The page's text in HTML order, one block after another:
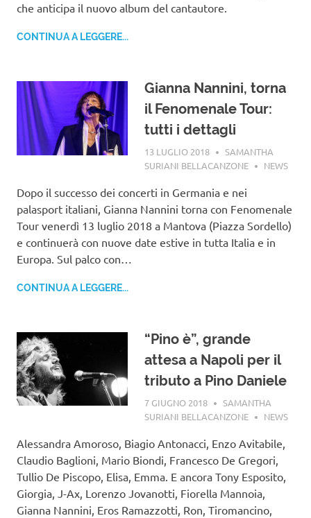
che anticipa il nuovo album del cantautore.
CONTINUA A LEGGERE...
Gianna Nannini, torna
il Fenomenale Tour:
tutti i dettagli
13 LUGLIO 2018
SAMANTHA
SURIANI BELLACANZONE
NEWS
Dopo il successo dei concerti in Germania e nei
palasport italiani, Gianna Nannini torna con Fenomenale
Tour venerdì 13 luglio 2018 a Mantova (Piazza Sordello)
e continuerà con nuove date estive in tutta Italia e in
Europa. Sul palco con…
CONTINUA A LEGGERE...
“Pino è”, grande
attesa a Napoli per il
tributo a Pino Daniele
7 GIUGNO 2018
SAMANTHA
SURIANI BELLACANZONE
NEWS
Alessandra Amoroso, Biagio Antonacci, Enzo Avitabile,
Claudio Baglioni, Mario Biondi, Francesco De Gregori,
Tullio De Piscopo, Elisa, Emma. E ancora Tony Esposito,
Giorgia, J-Ax, Lorenzo Jovanotti, Fiorella Mannoia,
Gianna Nannini, Eros Ramazzotti, Ron, Tiromancino,